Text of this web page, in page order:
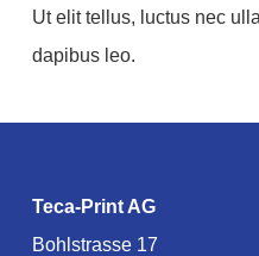
Ut elit tellus, luctus nec
dapibus leo.
Teca-Print AG
Bohlstrasse 17